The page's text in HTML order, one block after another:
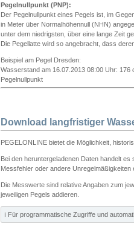
Pegelnullpunkt (PNP):
Der Pegelnullpunkt eines Pegels ist, im
in Meter über Normalhöhennull (NHN)
unter dem niedrigsten, über eine lange Zeit
Die Pegellatte wird so angebracht, dass
Beispiel am Pegel Dresden:
Wasserstand am 16.07.2013 08:00 Uhr: 176
Pegelnullpunkt
Download langfristiger
PEGELONLINE bietet die Möglichkeit,
Bei den heruntergeladenen Daten handelt es
Messfehler oder andere Unregelmäßigkeiten
Die Messwerte sind relative Angaben zum
jeweiligen Pegels addieren.
ℹ️ Für programmatische Zugriffe und